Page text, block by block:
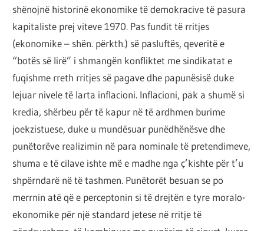
shënojnë historinë ekonomike të demokracive të pasura
kapitaliste prej viteve 1970. Pas fundit të rritjes
(ekonomike – shën. përkth.) së pasluftës, qeveritë e
“botës së lirë” i shmangën konfliktet me sindikatat e
fuqishme rreth rritjes së pagave dhe papunësisë duke
lejuar nivele të larta inflacioni. Inflacioni, pak a shumë si
kredia, shërbeu për të kapur në të ardhmen burime
joekzistuese, duke u mundësuar punëdhënësve dhe
punëtorëve realizimin në para nominale të pretendimeve,
shuma e të cilave ishte më e madhe nga ç’kishte për t’u
shpërndarë në të tashmen. Punëtorët besuan se po
merrnin atë që e perceptonin si të drejtën e tyre moralo-
ekonomike për një standard jetese në rritje të